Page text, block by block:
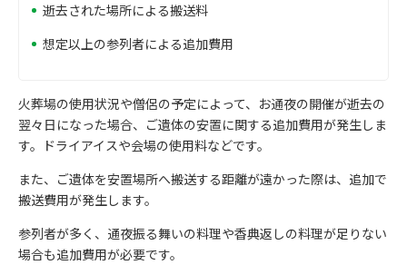
逝去された場所による搬送料
想定以上の参列者による追加費用
火葬場の使用状況や僧侶の予定によって、お通夜の開催が逝去の
翌々日になった場合、ご遺体の安置に関する追加費用が発生しま
す。ドライアイスや会場の使用料などです。
また、ご遺体を安置場所へ搬送する距離が遠かった際は、追加で
搬送費用が発生します。
参列者が多く、通夜振る舞いの料理や香典返しの料理が足りない
場合も追加費用が必要です。